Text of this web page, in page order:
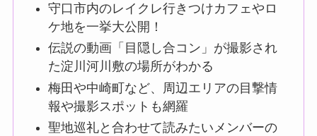
守口市内のレイクレ行きつけカフェやロ
ケ地を一挙大公開！
伝説の動画「目隠し合コン」が撮影され
た淀川河川敷の場所がわかる
梅田や中崎町など、周辺エリアの目撃情
報や撮影スポットも網羅
聖地巡礼と合わせて読みたいメンバーの